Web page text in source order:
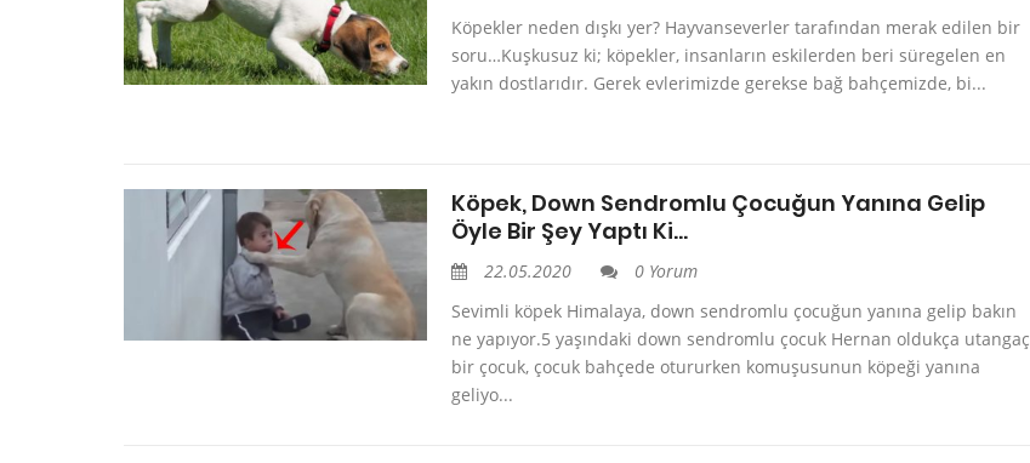
Köpekler neden dışkı yer? Hayvanseverler tarafından merak edilen bir
soru…Kuşkusuz ki; köpekler, insanların eskilerden beri süregelen en
yakın dostlarıdır. Gerek evlerimizde gerekse bağ bahçemizde, bi...
Köpek, Down Sendromlu Çocuğun Yanına Gelip
Öyle Bir Şey Yaptı Ki…
22.05.2020
0 Yorum
Sevimli köpek Himalaya, down sendromlu çocuğun yanına gelip bakın
ne yapıyor.5 yaşındaki down sendromlu çocuk Hernan oldukça utangaç
bir çocuk, çocuk bahçede otururken komuşusunun köpeği yanına
geliyo...